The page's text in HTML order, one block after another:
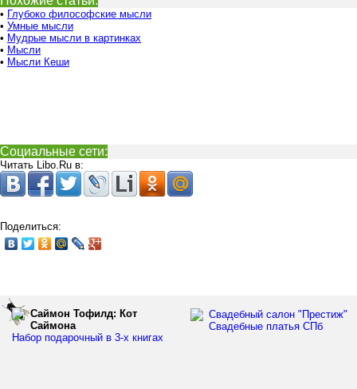
• Глубоко философские мысли
• Умные мысли
• Мудрые мысли в картинках
• Мысли
• Мысли Кеши
Социальные сети:
Читать Libo.Ru в:
Поделиться:
Саймон Тофилд: Кот
Саймона
Набор подарочный в 3-х книгах
Свадебный салон "Престиж"
Свадебные платья СПб